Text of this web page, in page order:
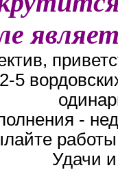
5
-
Удачи